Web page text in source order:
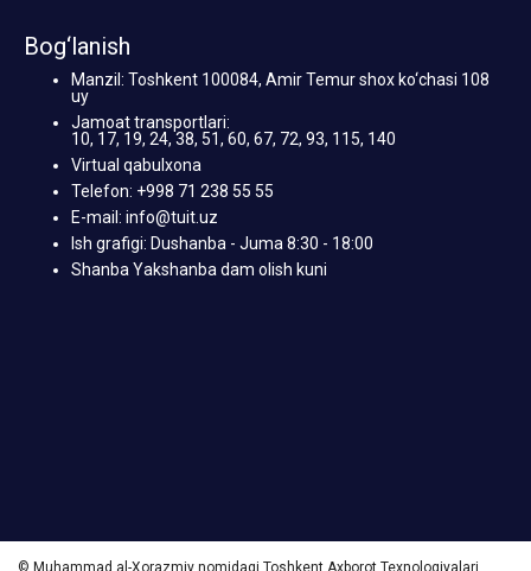
Bog‘lanish
Manzil: Toshkent 100084, Amir Temur shox ko‘chasi 108
uy
Jamoat transportlari:
10, 17, 19, 24, 38, 51, 60, 67, 72, 93, 115, 140
Virtual qabulxona
Telefon: +998 71 238 55 55
E-mail: info@tuit.uz
Ish grafigi: Dushanba - Juma 8:30 - 18:00
Shanba Yakshanba dam olish kuni
© Muhammad al-Xorazmiy nomidagi Toshkent Axborot Texnologiyalari